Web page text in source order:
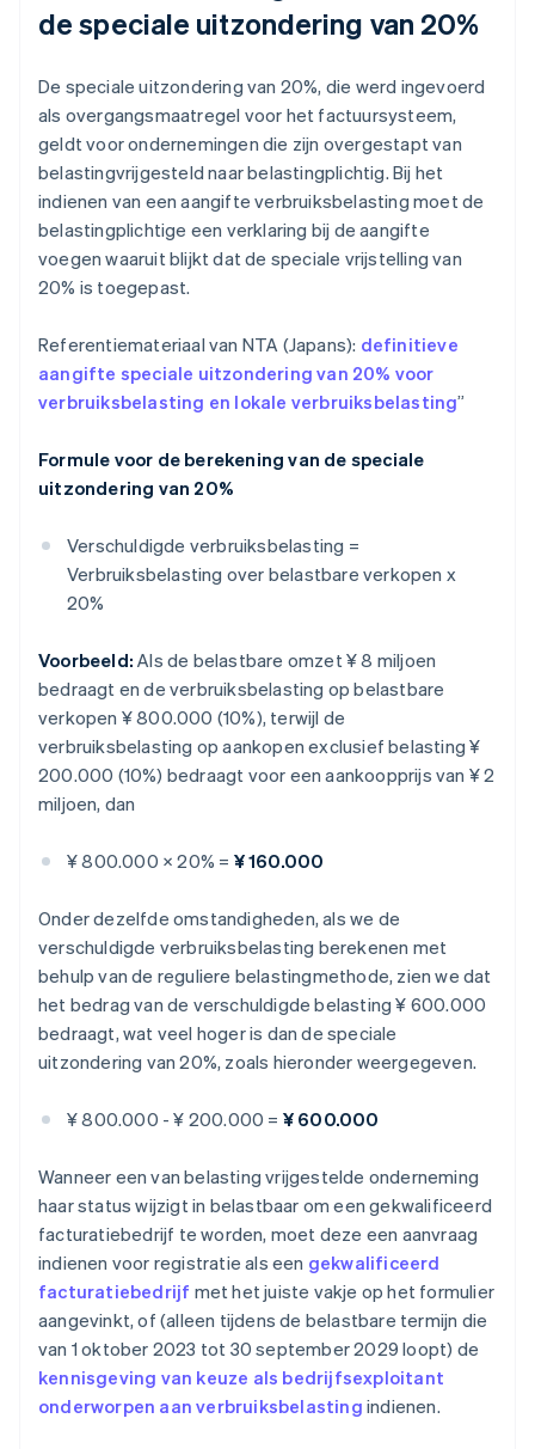
de speciale uitzondering van 20%
De speciale uitzondering van 20%, die werd ingevoerd
als overgangsmaatregel voor het factuursysteem,
geldt voor ondernemingen die zijn overgestapt van
belastingvrijgesteld naar belastingplichtig. Bij het
indienen van een aangifte verbruiksbelasting moet de
belastingplichtige een verklaring bij de aangifte
voegen waaruit blijkt dat de speciale vrijstelling van
20% is toegepast.
Referentiemateriaal van NTA (Japans): definitieve
aangifte speciale uitzondering van 20% voor
verbruiksbelasting en lokale verbruiksbelasting”
Formule voor de berekening van de speciale
uitzondering van 20%
Verschuldigde verbruiksbelasting =
Verbruiksbelasting over belastbare verkopen x
20%
Voorbeeld: Als de belastbare omzet ¥ 8 miljoen
bedraagt en de verbruiksbelasting op belastbare
verkopen ¥ 800.000 (10%), terwijl de
verbruiksbelasting op aankopen exclusief belasting ¥
200.000 (10%) bedraagt voor een aankoopprijs van ¥ 2
miljoen, dan
¥ 800.000 × 20% = ¥ 160.000
Onder dezelfde omstandigheden, als we de
verschuldigde verbruiksbelasting berekenen met
behulp van de reguliere belastingmethode, zien we dat
het bedrag van de verschuldigde belasting ¥ 600.000
bedraagt, wat veel hoger is dan de speciale
uitzondering van 20%, zoals hieronder weergegeven.
¥ 800.000 - ¥ 200.000 = ¥ 600.000
Wanneer een van belasting vrijgestelde onderneming
haar status wijzigt in belastbaar om een gekwalificeerd
facturatiebedrijf te worden, moet deze een aanvraag
indienen voor registratie als een gekwalificeerd
facturatiebedrijf met het juiste vakje op het formulier
aangevinkt, of (alleen tijdens de belastbare termijn die
van 1 oktober 2023 tot 30 september 2029 loopt) de
kennisgeving van keuze als bedrijfsexploitant
onderworpen aan verbruiksbelasting indienen.